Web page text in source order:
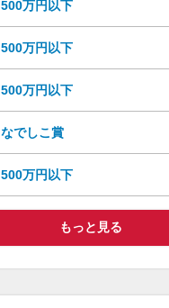
500万円以下
500万円以下
500万円以下
なでしこ賞
500万円以下
もっと見る